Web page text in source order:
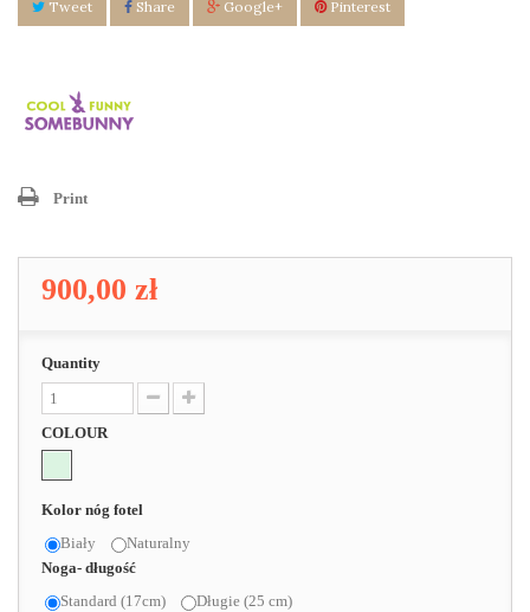
Tweet Share Google+ Pinterest
Print
900,00 zł
Quantity
COLOUR
Kolor nóg fotel
Biały
Naturalny
Noga- długość
Standard (17cm)
Długie (25 cm)